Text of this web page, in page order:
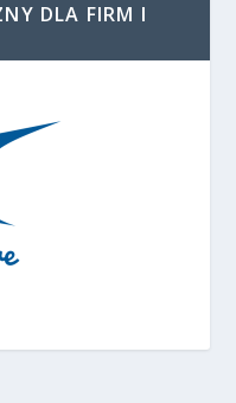
DLA FIRM I